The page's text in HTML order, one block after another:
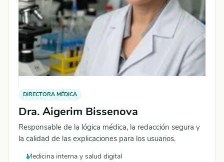
DIRECTORA MÉDICA
Dra. Aigerim Bissenova
Responsable de la lógica médica, la redacción segura y
la calidad de las explicaciones para los usuarios.
Medicina interna y salud digital